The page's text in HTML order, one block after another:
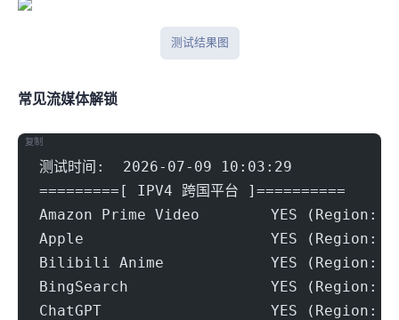
iplark测试结果图
常见流媒体解锁
测试时间:  2026-07-09 10:03:29
=========[ IPV4 跨国平台 ]==========
Amazon Prime Video        YES (Region:
Apple                     YES (Region:
Bilibili Anime            YES (Region:
BingSearch                YES (Region:
ChatGPT                   YES (Region:
复制